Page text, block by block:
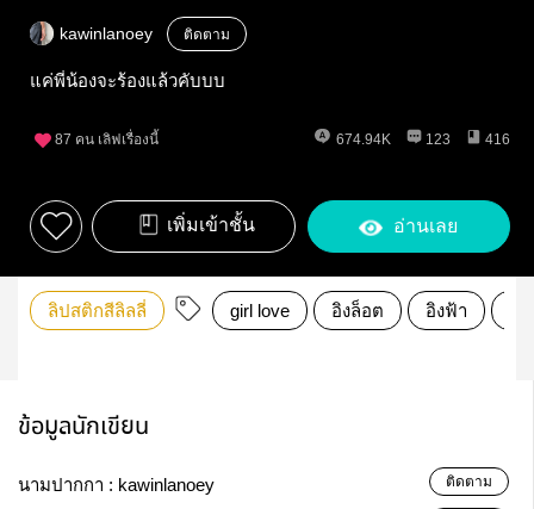
kawinlanoey ติดตาม
แค่พี่น้องจะร้องแล้วคับบบ
87 คน เลิฟเรื่องนี้ 674.94K 123 416
เพิ่มเข้าชั้น อ่านเลย
ลิปสติกสีลิลลี่ girl love อิงล็อต อิงฟ้า
ข้อมูลนักเขียน
นามปากกา : kawinlanoey ติดตาม